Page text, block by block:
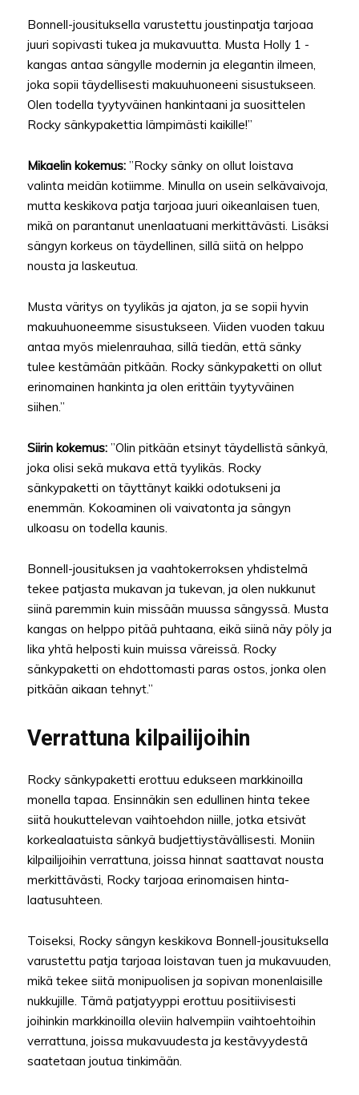
Bonnell-jousituksella varustettu joustinpatja tarjoaa
juuri sopivasti tukea ja mukavuutta. Musta Holly 1 -
kangas antaa sängylle modernin ja elegantin ilmeen,
joka sopii täydellisesti makuuhuoneeni sisustukseen.
Olen todella tyytyväinen hankintaani ja suosittelen
Rocky sänkypakettia lämpimästi kaikille!”
Mikaelin kokemus: ”Rocky sänky on ollut loistava
valinta meidän kotiimme. Minulla on usein selkävaivoja,
mutta keskikova patja tarjoaa juuri oikeanlaisen tuen,
mikä on parantanut unenlaatuani merkittävästi. Lisäksi
sängyn korkeus on täydellinen, sillä siitä on helppo
nousta ja laskeutua.
Musta väritys on tyylikäs ja ajaton, ja se sopii hyvin
makuuhuoneemme sisustukseen. Viiden vuoden takuu
antaa myös mielenrauhaa, sillä tiedän, että sänky
tulee kestämään pitkään. Rocky sänkypaketti on ollut
erinomainen hankinta ja olen erittäin tyytyväinen
siihen.”
Siirin kokemus: ”Olin pitkään etsinyt täydellistä sänkyä,
joka olisi sekä mukava että tyylikäs. Rocky
sänkypaketti on täyttänyt kaikki odotukseni ja
enemmän. Kokoaminen oli vaivatonta ja sängyn
ulkoasu on todella kaunis.
Bonnell-jousituksen ja vaahtokerroksen yhdistelmä
tekee patjasta mukavan ja tukevan, ja olen nukkunut
siinä paremmin kuin missään muussa sängyssä. Musta
kangas on helppo pitää puhtaana, eikä siinä näy pöly ja
lika yhtä helposti kuin muissa väreissä. Rocky
sänkypaketti on ehdottomasti paras ostos, jonka olen
pitkään aikaan tehnyt.”
Verrattuna kilpailijoihin
Rocky sänkypaketti erottuu edukseen markkinoilla
monella tapaa. Ensinnäkin sen edullinen hinta tekee
siitä houkuttelevan vaihtoehdon niille, jotka etsivät
korkealaatuista sänkyä budjettiystävällisesti. Moniin
kilpailijoihin verrattuna, joissa hinnat saattavat nousta
merkittävästi, Rocky tarjoaa erinomaisen hinta-
laatusuhteen.
Toiseksi, Rocky sängyn keskikova Bonnell-jousituksella
varustettu patja tarjoaa loistavan tuen ja mukavuuden,
mikä tekee siitä monipuolisen ja sopivan monenlaisille
nukkujille. Tämä patjatyyppi erottuu positiivisesti
joihinkin markkinoilla oleviin halvempiin vaihtoehtoihin
verrattuna, joissa mukavuudesta ja kestävyydestä
saatetaan joutua tinkimään.